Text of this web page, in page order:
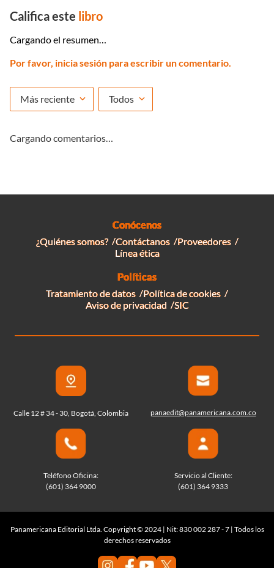
Califica este libro
Cargando el resumen…
Por favor, inicia sesión para escribir un comentario.
Más reciente Todos
Cargando comentarios…
Conócenos
¿Quiénes somos?
Contáctanos
Proveedores
Línea ética
Políticas
Tratamiento de datos
Política de cookies
Aviso de privacidad
SIC
Calle 12 # 34 - 30, Bogotá, Colombia panaedit@panamericana.com.co
Teléfono Oficina:
(601) 364 9000
Servicio al Cliente:
(601) 364 9333
Panamericana Editorial Ltda. Copyright © 2024 | Nit: 830 002 287 - 7 | Todos los
derechos reservados